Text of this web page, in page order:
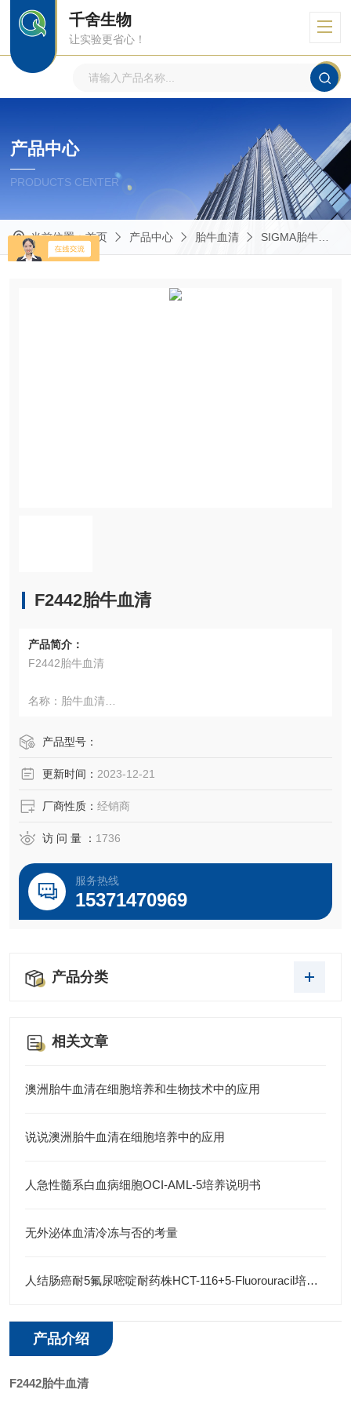
千舍生物
让实验更省心！
产品中心
PRODUCTS CENTER
当前位置：首页 产品中心 胎牛血清 SIGMA胎牛血清
F2442胎牛血清
产品简介：
F2442胎牛血清
名称：胎牛血清
货号：F8687-500ML
品牌：SIGMA
→→→→苏州千舍生物，进口胎牛血清，搬运工←←←←←
产品型号：
更新时间： 2023-12-21
厂商性质： 经销商
访 问 量 ： 1736
服务热线
15371470969
产品分类
相关文章
澳洲胎牛血清在细胞培养和生物技术中的应用
说说澳洲胎牛血清在细胞培养中的应用
人急性髓系白血病细胞OCI-AML-5培养说明书
无外泌体血清冷冻与否的考量
人结肠癌耐5氟尿嘧啶耐药株HCT-116+5-Fluorouracil培养说明
产品介绍
F2442胎牛血清